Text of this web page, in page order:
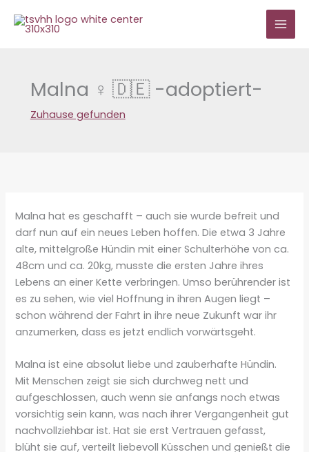
Inhalt
Malna ♀ 🇩🇪 -adoptiert-
Zuhause gefunden
Malna hat es geschafft – auch sie wurde befreit und
darf nun auf ein neues Leben hoffen. Die etwa 3 Jahre
alte, mittelgroße Hündin mit einer Schulterhöhe von ca.
48cm und ca. 20kg, musste die ersten Jahre ihres
Lebens an einer Kette verbringen. Umso berührender ist
es zu sehen, wie viel Hoffnung in ihren Augen liegt –
schon während der Fahrt in ihre neue Zukunft war ihr
anzumerken, dass es jetzt endlich vorwärtsgeht.
Malna ist eine absolut liebe und zauberhafte Hündin.
Mit Menschen zeigt sie sich durchweg nett und
aufgeschlossen, auch wenn sie anfangs noch etwas
vorsichtig sein kann, was nach ihrer Vergangenheit gut
nachvollziehbar ist. Hat sie erst Vertrauen gefasst,
blüht sie auf, verteilt liebevoll Küsschen und genießt die